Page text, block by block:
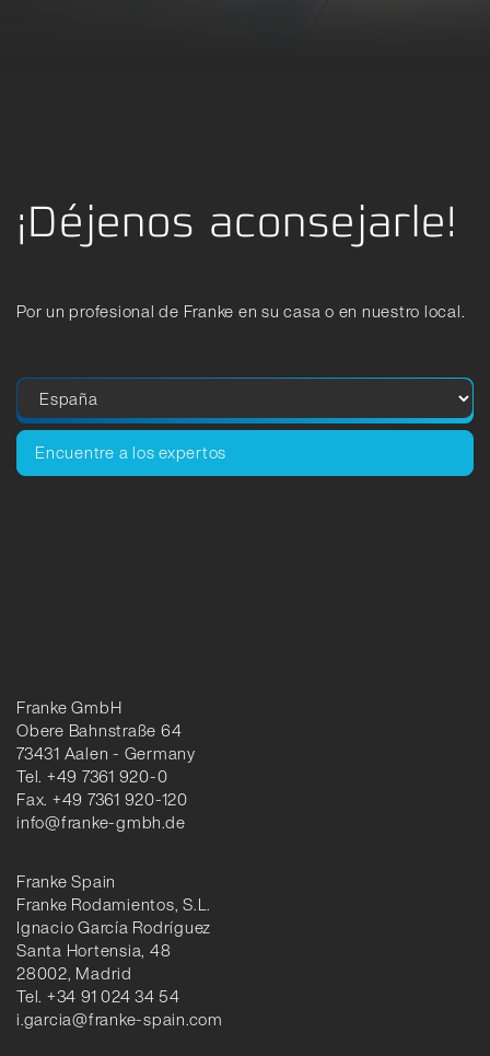
¡Déjenos aconsejarle!
Por un profesional de Franke en su casa o en nuestro local.
Encuentre a los expertos
Franke GmbH
Obere Bahnstraße 64
73431 Aalen - Germany
Tel. +49 7361 920-0
Fax. +49 7361 920-120
info@franke-gmbh.de
Franke Spain
Franke Rodamientos, S.L.
Ignacio García Rodríguez
Santa Hortensia, 48
28002, Madrid
Tel. +34 91 024 34 54
i.garcia@franke-spain.com